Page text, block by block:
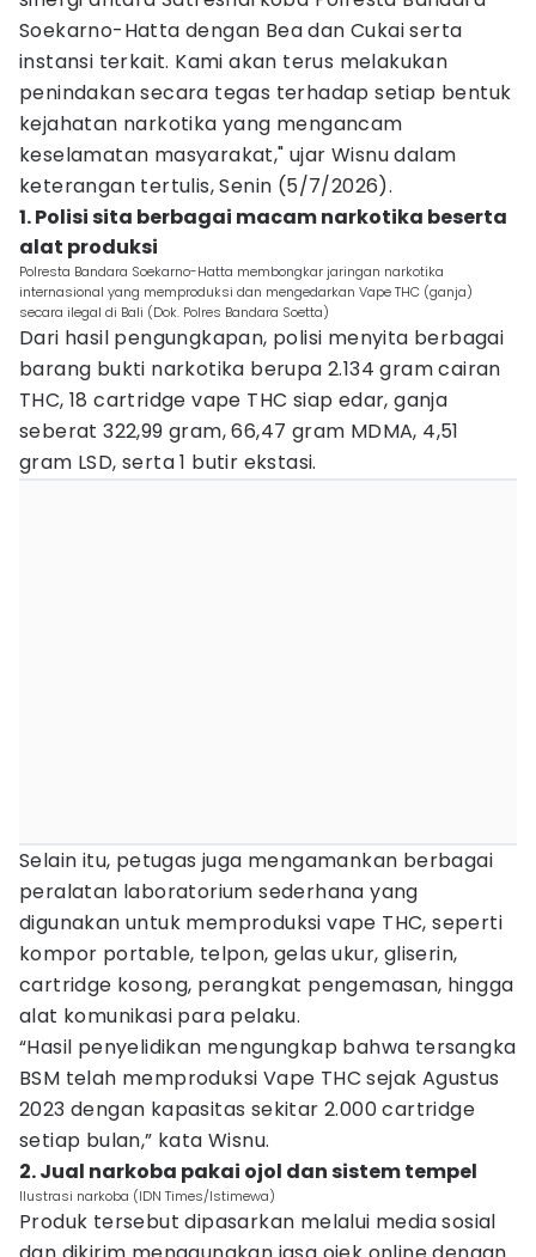
Soekarno-Hatta dengan Bea dan Cukai serta
instansi terkait. Kami akan terus melakukan
penindakan secara tegas terhadap setiap bentuk
kejahatan narkotika yang mengancam
keselamatan masyarakat," ujar Wisnu dalam
keterangan tertulis, Senin (5/7/2026).
1. Polisi sita berbagai macam narkotika beserta
alat produksi
Polresta Bandara Soekarno-Hatta membongkar jaringan narkotika
internasional yang memproduksi dan mengedarkan Vape THC (ganja)
secara ilegal di Bali (Dok. Polres Bandara Soetta)
Dari hasil pengungkapan, polisi menyita berbagai
barang bukti narkotika berupa 2.134 gram cairan
THC, 18 cartridge vape THC siap edar, ganja
seberat 322,99 gram, 66,47 gram MDMA, 4,51
gram LSD, serta 1 butir ekstasi.
Selain itu, petugas juga mengamankan berbagai
peralatan laboratorium sederhana yang
digunakan untuk memproduksi vape THC, seperti
kompor portable, telpon, gelas ukur, gliserin,
cartridge kosong, perangkat pengemasan, hingga
alat komunikasi para pelaku.
“Hasil penyelidikan mengungkap bahwa tersangka
BSM telah memproduksi Vape THC sejak Agustus
2023 dengan kapasitas sekitar 2.000 cartridge
setiap bulan,” kata Wisnu.
2. Jual narkoba pakai ojol dan sistem tempel
Ilustrasi narkoba (IDN Times/Istimewa)
Produk tersebut dipasarkan melalui media sosial